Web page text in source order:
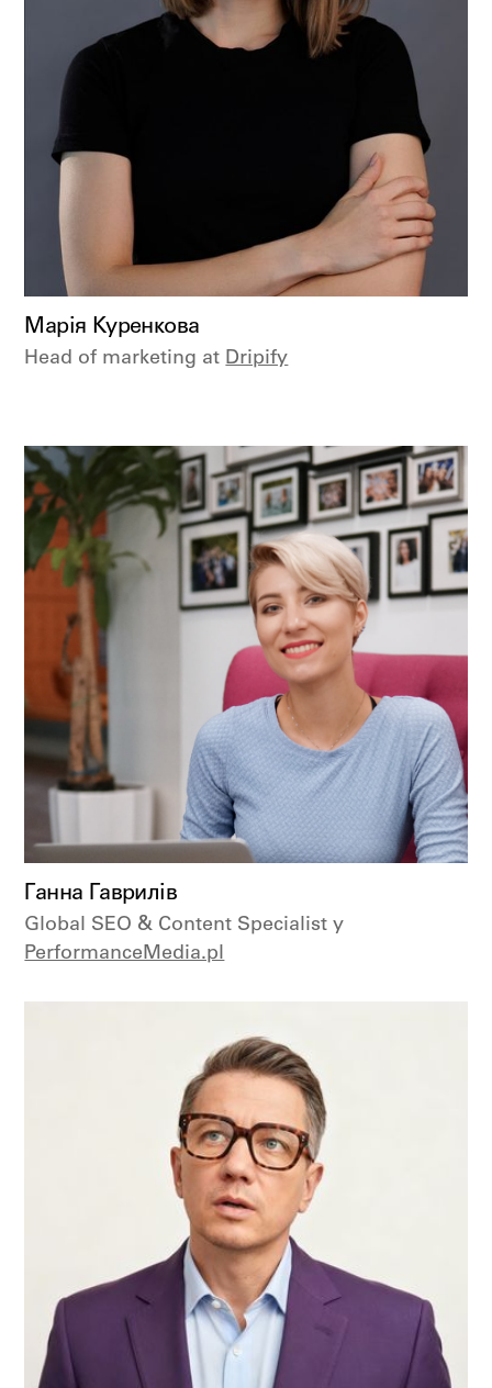
Марія Куренкова
Head of marketing at Dripify
Ганна Гаврилів
Global SEO & Content Specialist у
PerformanceMedia.pl